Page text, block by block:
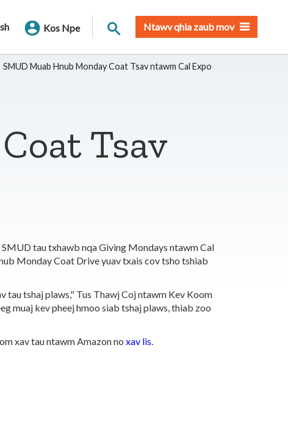
Kos Npe Nrhiav qhov chaw
Ntawv qhia zaub mov
SMUD Muab Hnub Monday Coat Tsav ntawm Cal Expo
Tsav
tau txhawb nqa Giving Mondays ntawm Cal
Monday Coat Drive yuav txais cov tsho tshiab
tau tshaj plaws," Tus Thawj Coj ntawm Kev Koom
muaj kev pheej hmoo siab tshaj plaws, thiab zoo
xav tau ntawm Amazon no xav lis.